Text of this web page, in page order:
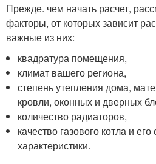
Прежде. чем начать расчет,
факторы, от которых зависит
важные из них:
квадратура помещения,
климат вашего региона,
степень утепления дома,
кровли, оконных и дверных
количество радиаторов,
качество газового котла и
характеристики.